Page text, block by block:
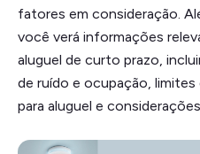
fatores em consideração.
você verá informações
aluguel de curto prazo,
de ruído e ocupação,
para aluguel e